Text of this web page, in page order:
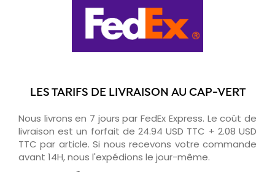
LES TARIFS DE LIVRAISON AU CAP-VERT
Nous livrons en 7 jours par FedEx Express. Le coût de
livraison est un forfait de 24.94 USD TTC + 2.08 USD
TTC par article. Si nous recevons votre commande
avant 14H, nous l'expédions le jour-même.